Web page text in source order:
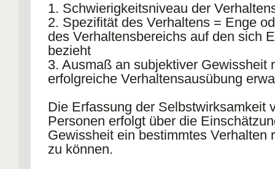
1. Schwierigkeitsniveau der
2. Spezifität des Verhaltens = Enge
des Verhaltensbereichs auf den sich
bezieht
3. Ausmaß an subjektiver Gewissheit
erfolgreiche Verhaltensausübung
Die Erfassung der Selbstwirksamkeit
Personen erfolgt über die
Gewissheit ein bestimmtes Verhalten
zu können.